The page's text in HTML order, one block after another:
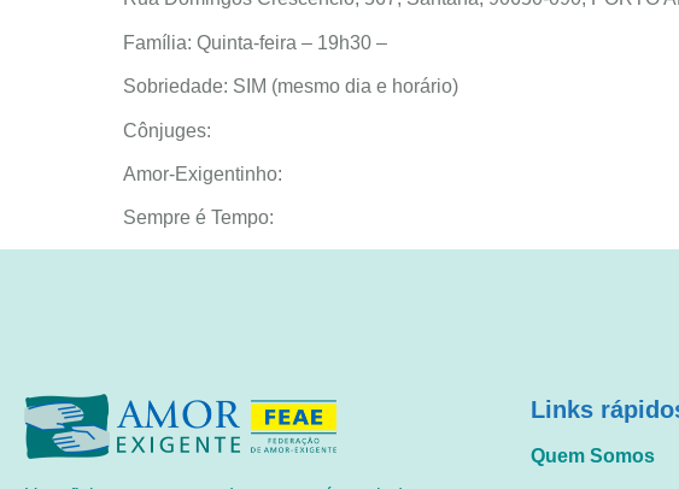
Família: Quinta-feira – 19h30 –
Sobriedade: SIM (mesmo dia e horário)
Cônjuges:
Amor-Exigentinho:
Sempre é Tempo:
Links
Quem Somos